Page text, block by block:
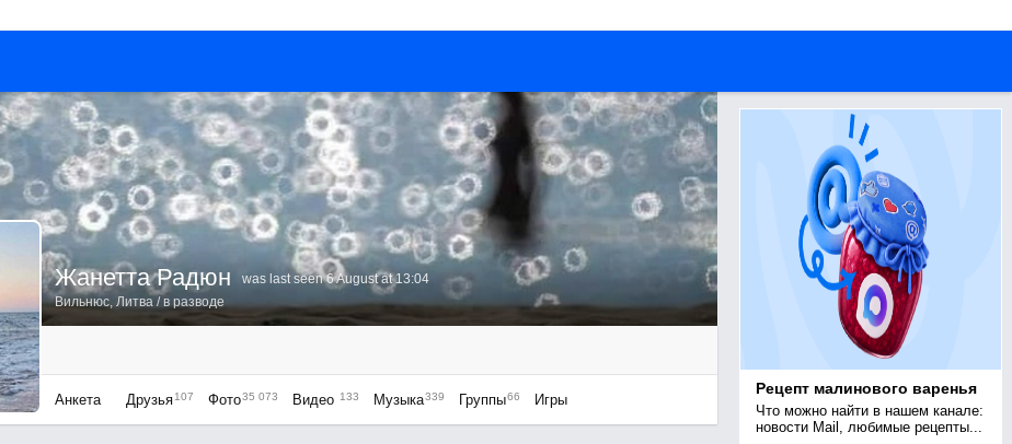
Жанетта Радюн
was last seen 6 August at 13:04
Вильнюс, Литва / в разводе
Анкета Друзья 107 Фото35 073 Видео 133 Музыка339 Группы66 Игры
Рецепт малинового варенья
Что можно найти в нашем канале:
новости Mail, любимые рецепты...